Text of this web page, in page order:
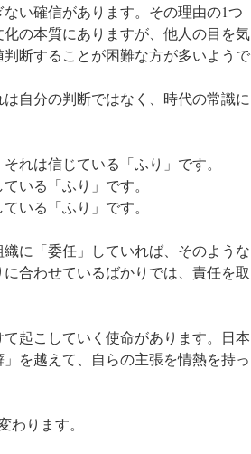
い確信があります。その理由の1つ
の本質にありますが、他人の目を気
断することが困難な方が多いようで
自分の判断ではなく、時代の常識に
れは信じている「ふり」です。
いる「ふり」です。
いる「ふり」です。
に「委任」していれば、そのような
合わせているばかりでは、責任を取
起こしていく使命があります。日本
を越えて、自らの主張を情熱を持っ
ります。